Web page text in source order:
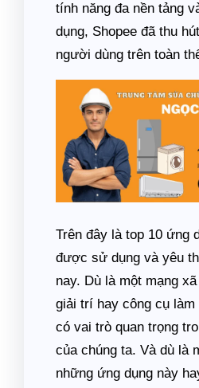
tính năng đa nền tảng
dụng, Shopee đã thu
người dùng trên toàn
Trên đây là top 10 ứng
được sử dụng và yêu
nay. Dù là một mạng
giải trí hay công cụ
có vai trò quan trọng
của chúng ta. Và dù là
những ứng dụng này